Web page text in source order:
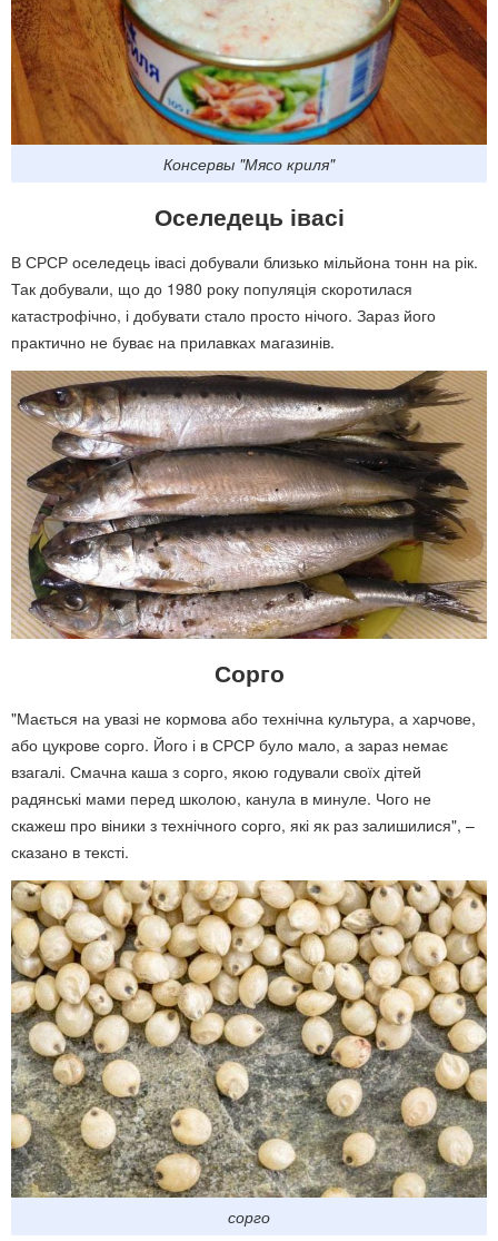
Консервы "Мясо криля"
Оселедець івасі
В СРСР оселедець івасі добували близько мільйона тонн на рік.
Так добували, що до 1980 року популяція скоротилася
катастрофічно, і добувати стало просто нічого. Зараз його
практично не буває на прилавках магазинів.
Сорго
"Мається на увазі не кормова або технічна культура, а харчове,
або цукрове сорго. Його і в СРСР було мало, а зараз немає
взагалі. Смачна каша з сорго, якою годували своїх дітей
радянські мами перед школою, канула в минуле. Чого не
скажеш про віники з технічного сорго, які як раз залишилися", –
сказано в тексті.
сорго